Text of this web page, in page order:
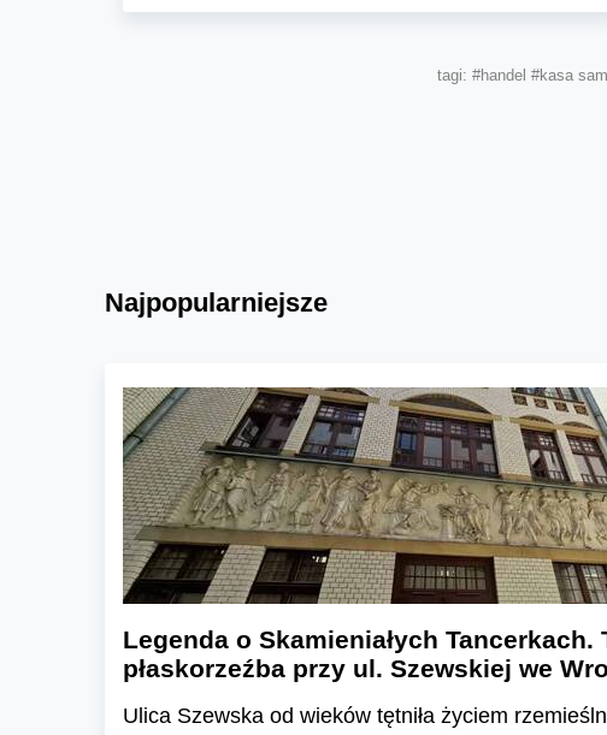
tagi: #handel #kasa
Najpopularniejsze
Legenda o Skamieniałych Tancerkach.
płaskorzeźba przy ul. Szewskiej we
Ulica Szewska od wieków tętniła życiem